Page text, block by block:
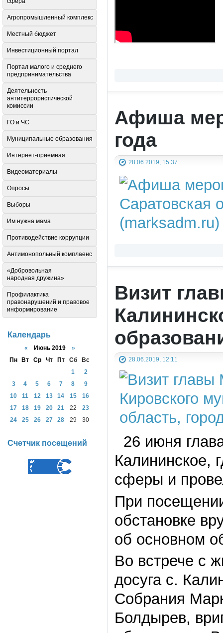
Афиша
года
28.06.2019, 15:37
Визит
28.06.2019, 12:11
26 июня
Калининское,
сферы и
При
обстановке
об основном
Во встрече с
досуга с.
Собрания
Болдырев,
Агропромышленный комплекс
Местный бюджет
Инвестиционный портал
Портал малого и среднего
предпринимательства
Деятельность
антитеррористической
комиссии
ГО и ЧС
Муниципальные образования
Интернет-приемная
Видеоматериалы
Опросы
Выборы
Им нужна мама
Противодействие коррупции
Антимонопольный комплаенс
«Добровольная
народная дружина»
Профилактика
правонарушений и правовое
информирование
Календарь
« Июнь 2019 »
Пн
Вт Ср Чт Пт Сб
Вс
1
2
3
4 5 6 7 8
9
10
11 12 13 14 15
16
17
18 19 20 21 22
23
24
25 26 27 28 29 30
Счетчик посещений